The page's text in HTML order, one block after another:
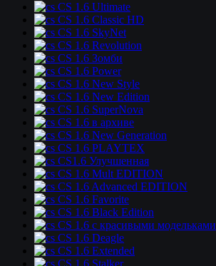
CS 1.6 Ultimate
CS 1.6 Classic HD
CS 1.6 SkyNet
CS 1.6 Revolution
CS 1.6 Зомби
CS 1.6 Power
CS 1.6 New Style
CS 1.6 New Edition
CS 1.6 SuperNova
CS 1.6 в архиве
CS 1.6 New Generation
CS 1.6 PLAYTEX
CS1.6 Улучшенная
CS 1.6 Mult EDITION
CS 1.6 Advanced EDITION
CS 1.6 Favorite
CS 1.6 Black Edition
CS 1.6 с красивыми модельками
CS 1.6 Deagle
CS 1.6 Extended
CS 1.6 Stalker